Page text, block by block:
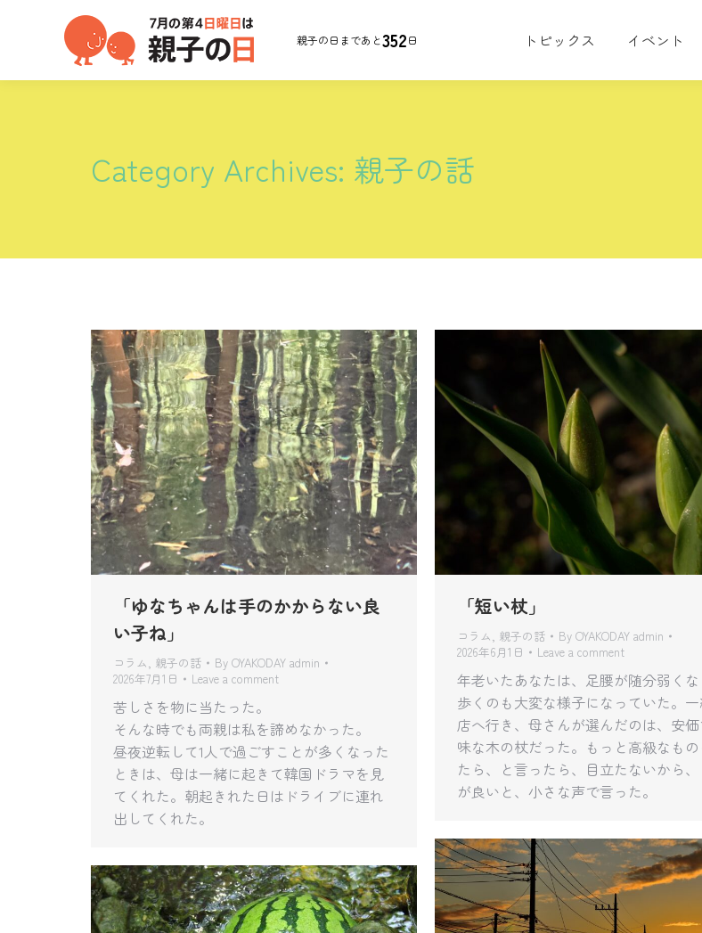
親子の日まであと352日 トピックス イベント
Category Archives: 親子の話
「ゆなちゃんは手のかからない良
い子ね」
コラム 親子の話 By OYAKODAY admin
2026年7月1日
Leave a comment
苦しさを物に当たった。
そんな時でも両親は私を諦めなかった。
昼夜逆転して1人で過ごすことが多くなった
ときは、母は一緒に起きて韓国ドラマを見
てくれた。朝起きれた日はドライブに連れ
出してくれた。
「短い杖」
コラム 親子の話 By OYAKODAY admin
2026年6月1日
Leave a comment
年老いたあなたは、足腰が随分弱くな
歩くのも大変な様子になっていた。一
店へ行き、母さんが選んだのは、安
味な木の杖だった。もっと高級なもの
たら、と言ったら、目立たないから
が良いと、小さな声で言った。